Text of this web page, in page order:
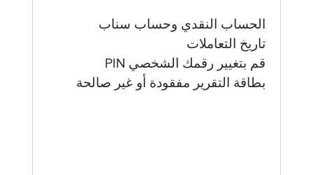
الحساب النقدي وحساب سناب
تاريخ التعاملات
قم بتغيير رقمك الشخصي PIN
بطاقة التقرير مفقودة أو غير صالحة